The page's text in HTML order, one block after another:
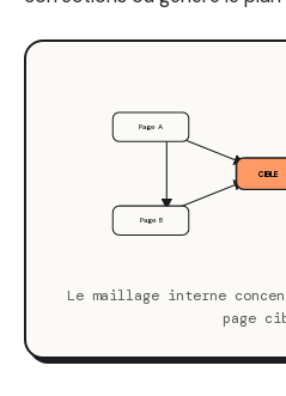
Page A
Page B
CIBLE
Le maillage interne
page